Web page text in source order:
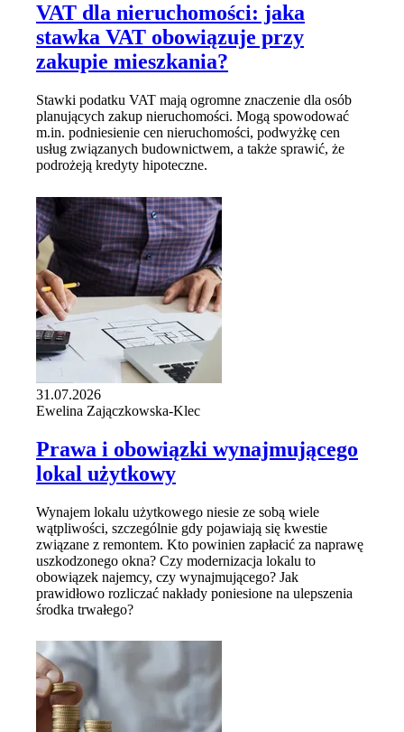
VAT dla nieruchomości: jaka
stawka VAT obowiązuje przy
zakupie mieszkania?
Stawki podatku VAT mają ogromne znaczenie dla osób
planujących zakup nieruchomości. Mogą spowodować
m.in. podniesienie cen nieruchomości, podwyżkę cen
usług związanych budownictwem, a także sprawić, że
podrożeją kredyty hipoteczne.
31.07.2026
Ewelina Zajączkowska-Klec
Prawa i obowiązki wynajmującego
lokal użytkowy
Wynajem lokalu użytkowego niesie ze sobą wiele
wątpliwości, szczególnie gdy pojawiają się kwestie
związane z remontem. Kto powinien zapłacić za naprawę
uszkodzonego okna? Czy modernizacja lokalu to
obowiązek najemcy, czy wynajmującego? Jak
prawidłowo rozliczać nakłady poniesione na ulepszenia
środka trwałego?